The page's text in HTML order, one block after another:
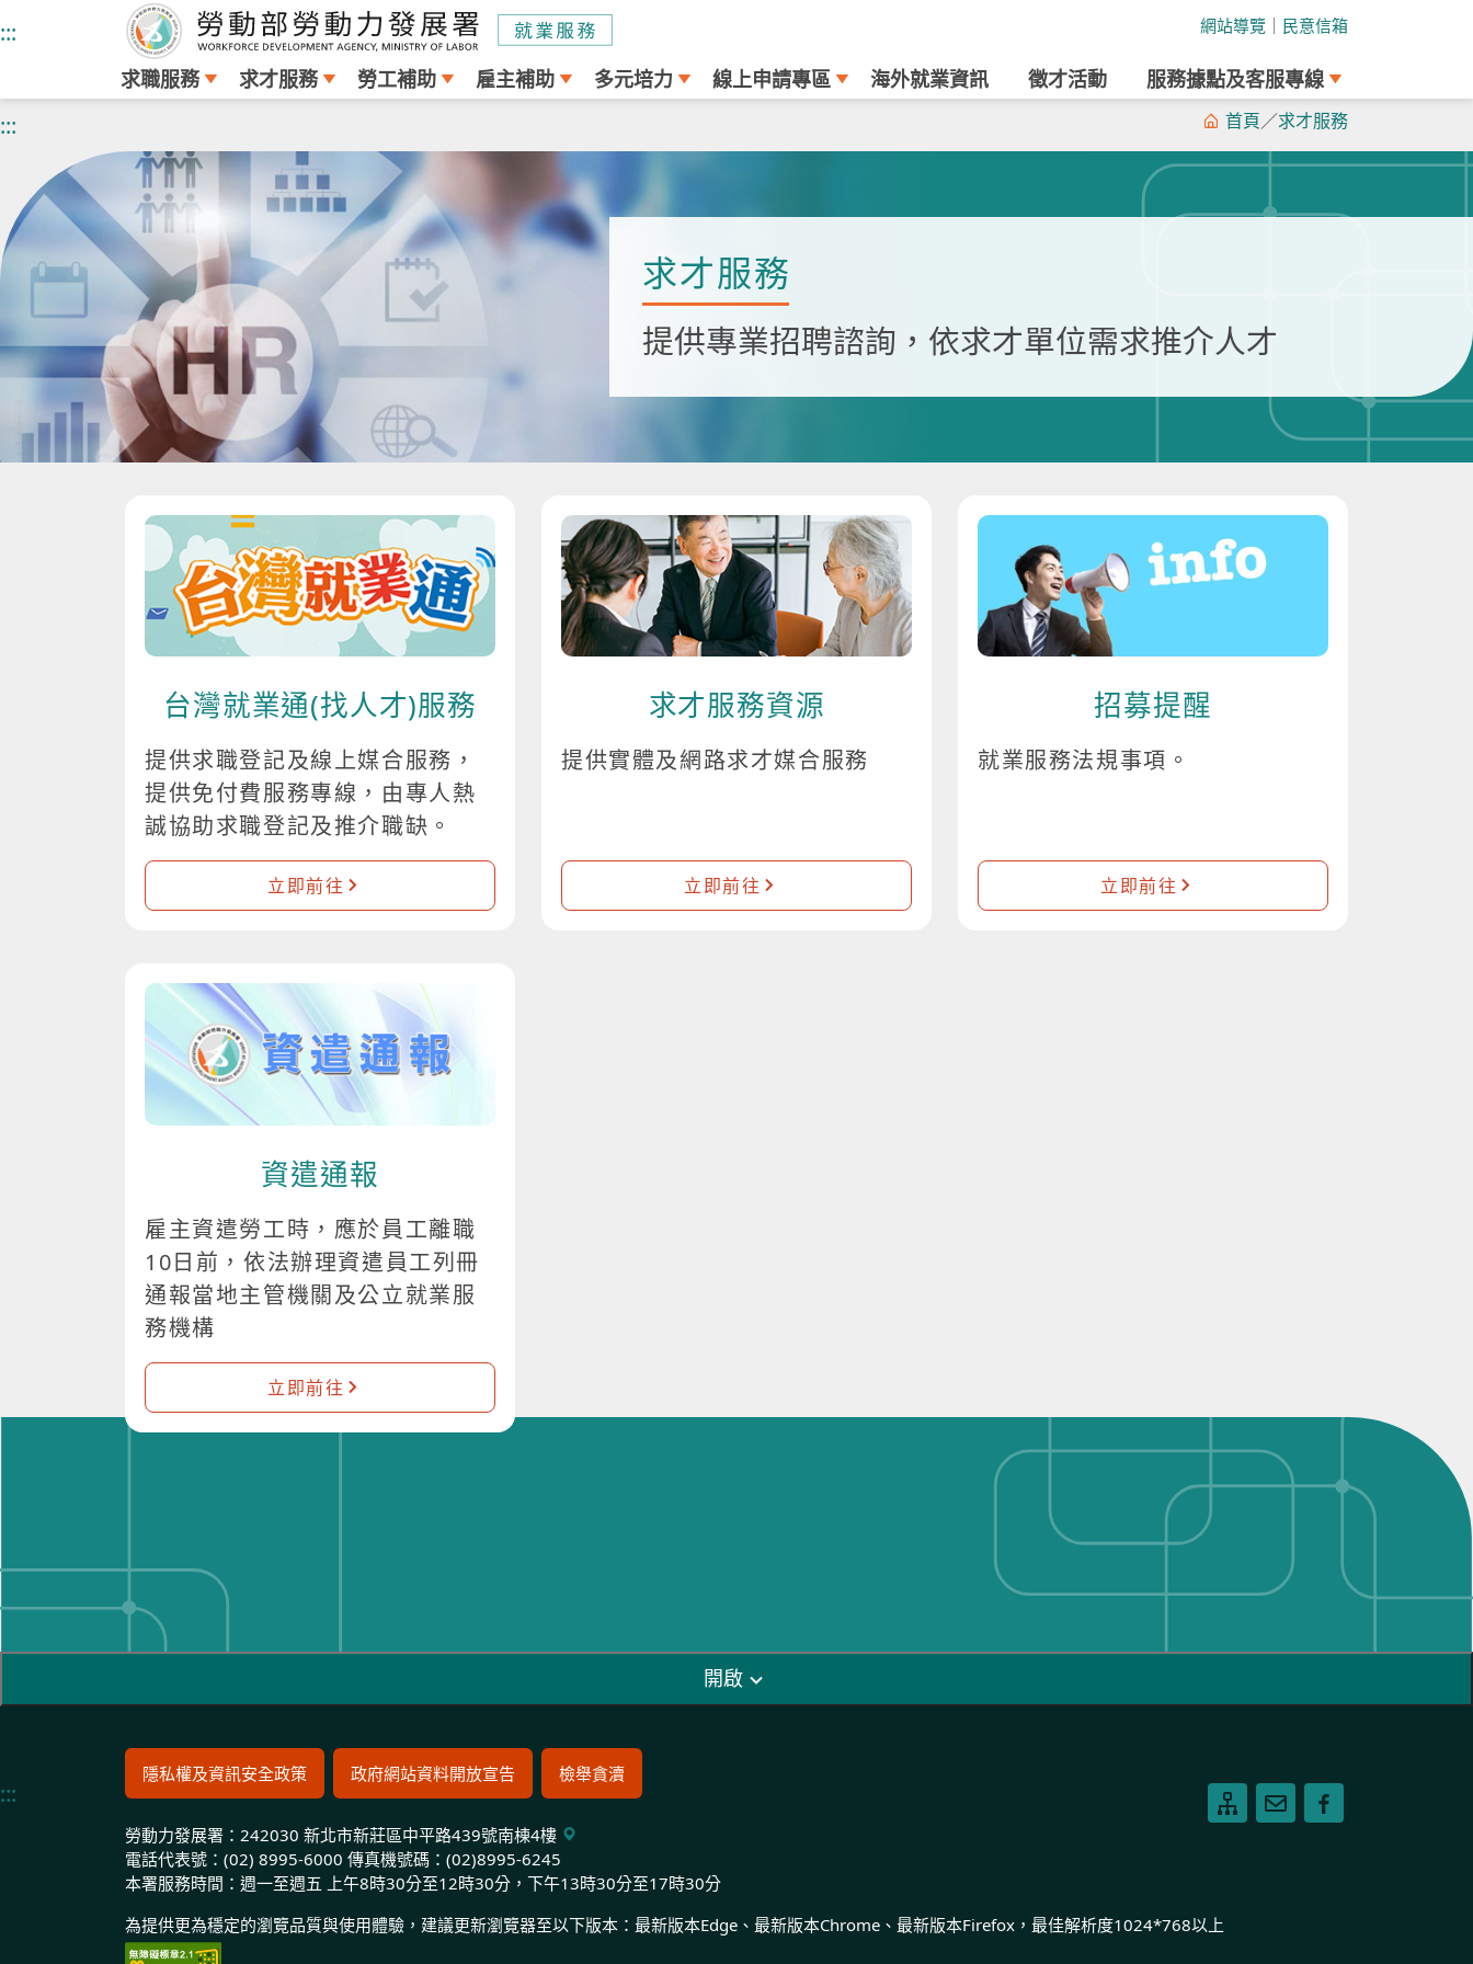
要
內
容
::: 網站導覽 ｜ 民意信箱
求職服務 求才服務 勞工補助 雇主補助 多元培力 線上申請專區 海外就業資訊 徵才活動 服務據點及客服專線
::: 首頁／求才服務
求才服務
提供專業招聘諮詢，依求才單位需求推介人才
台灣就業通(找人才)服務
提供求職登記及線上媒合服務，
提供免付費服務專線，由專人熱
誠協助求職登記及推介職缺。
立即前往
求才服務資源
提供實體及網路求才媒合服務
立即前往
招募提醒
就業服務法規事項。
立即前往
資遣通報
雇主資遣勞工時，應於員工離職
10日前，依法辦理資遣員工列冊
通報當地主管機關及公立就業服
務機構
立即前往
開啟
:::
隱私權及資訊安全政策 政府網站資料開放宣告 檢舉貪瀆
勞動力發展署： 242030 新北市新莊區中平路439號南棟4樓
電話代表號： (02) 8995-6000 傳真機號碼： (02)8995-6245
本署服務時間： 週一至週五 上午8時30分至12時30分，下午13時30分至17時30分
為提供更為穩定的瀏覽品質與使用體驗，建議更新瀏覽器至以下版本：最新版本Edge、最新版本Chrome、最新版本Firefox，最佳解析度1024*768以上